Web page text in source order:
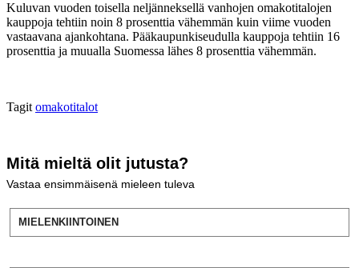
Kuluvan vuoden toisella neljänneksellä vanhojen omakotitalojen
kauppoja tehtiin noin 8 prosenttia vähemmän kuin viime vuoden
vastaavana ajankohtana. Pääkaupunkiseudulla kauppoja tehtiin 16
prosenttia ja muualla Suomessa lähes 8 prosenttia vähemmän.
Tagit omakotitalot
Mitä mieltä olit jutusta?
Vastaa ensimmäisenä mieleen tuleva
MIELENKIINTOINEN